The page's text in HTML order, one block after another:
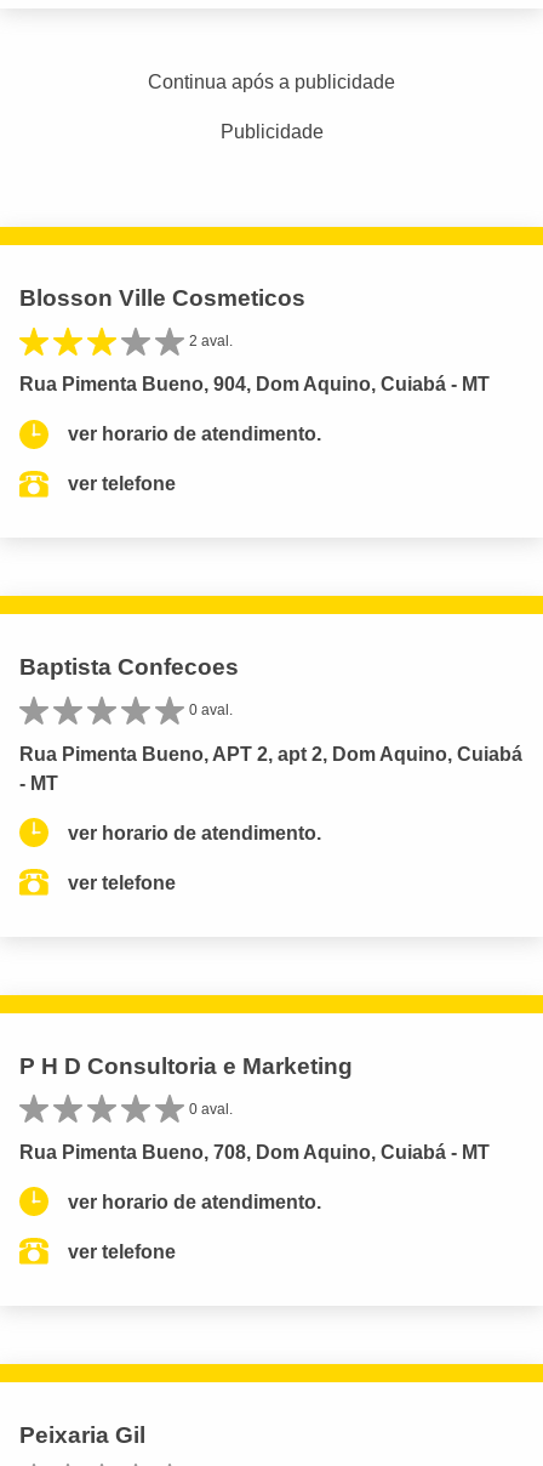
Continua após a publicidade
Publicidade
Blosson Ville Cosmeticos
2 aval.
Rua Pimenta Bueno, 904, Dom Aquino, Cuiabá - MT
ver horario de atendimento.
ver telefone
Baptista Confecoes
0 aval.
Rua Pimenta Bueno, APT 2, apt 2, Dom Aquino, Cuiabá
- MT
ver horario de atendimento.
ver telefone
P H D Consultoria e Marketing
0 aval.
Rua Pimenta Bueno, 708, Dom Aquino, Cuiabá - MT
ver horario de atendimento.
ver telefone
Peixaria Gil